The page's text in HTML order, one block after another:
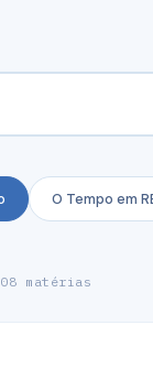
O Tempo em
matérias